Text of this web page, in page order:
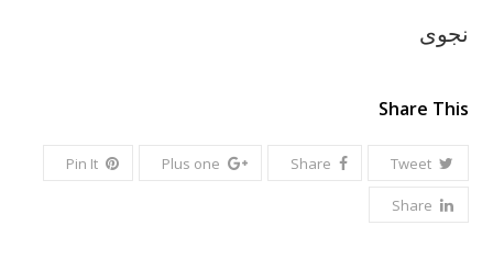
نجوى
Share This
Tweet
Share
Plus one
Pin It
Share